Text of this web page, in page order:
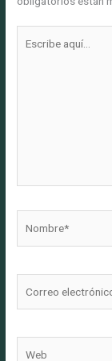
aquí...
electrónico*